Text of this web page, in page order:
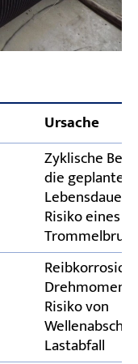
Ursache
Zyklische
die geplante
Lebensdauer
Risiko eines
Risiko von
Lastabfall